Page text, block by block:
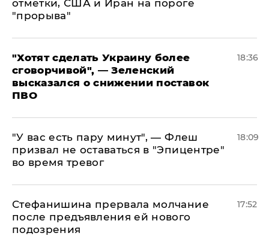
отметки, США и Иран на пороге
"прорыва"
​"Хотят сделать Украину более
сговорчивой", — Зеленский
высказался о снижении поставок
ПВО
18:36
​"У вас есть пару минут", — Флеш
призвал не оставаться в "Эпицентре"
во время тревог
18:09
Стефанишина прервала молчание
после предъявления ей нового
подозрения
17:52